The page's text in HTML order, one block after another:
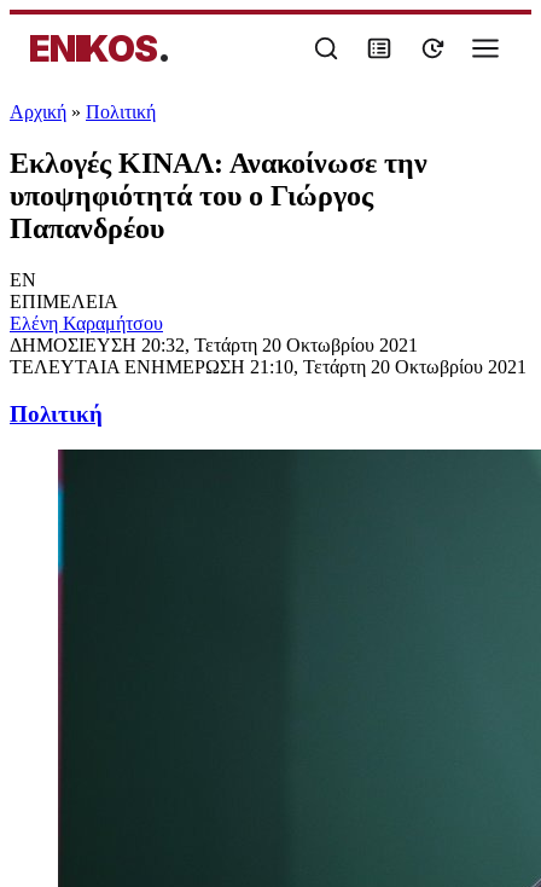
ENIKOS.
Αρχική » Πολιτική
Εκλογές ΚΙΝΑΛ: Ανακοίνωσε την
υποψηφιότητά του ο Γιώργος
Παπανδρέου
EN
ΕΠΙΜΕΛΕΙΑ
Ελένη Καραμήτσου
ΔΗΜΟΣΙΕΥΣΗ 20:32, Τετάρτη 20 Οκτωβρίου 2021
ΤΕΛΕΥΤΑΙΑ ΕΝΗΜΕΡΩΣΗ 21:10, Τετάρτη 20 Οκτωβρίου 2021
Πολιτική